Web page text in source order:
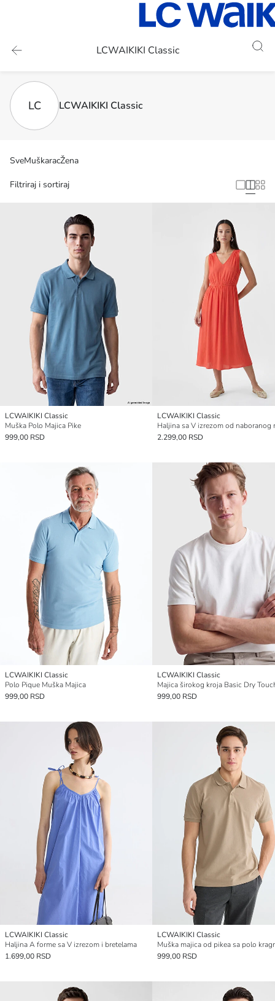
LCWAIKIKI Classic
LC LCWAIKIKI Classic
SveMuškaracŽena
Filtriraj i sortiraj
LCWAIKIKI Classic
Muška Polo Majica Pike
999,00 RSD
LCWAIKIKI Classic
2.299,00 RSD
LCWAIKIKI Classic
Polo Pique Muška Majica
999,00 RSD
LCWAIKIKI Classic
Majica širokog kroja Basic Dry
999,00 RSD
LCWAIKIKI Classic
Haljina A forme sa V izrezom i bretelama
1.699,00 RSD
LCWAIKIKI Classic
Muška majica od pikea sa polo
999,00 RSD